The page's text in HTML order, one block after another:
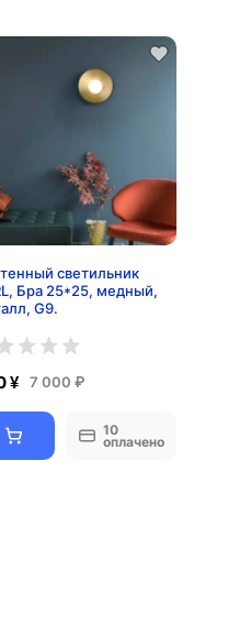
светильник
Бра 25*25, медный,
G9.
¥ 7 000 ₽
10
оплачено